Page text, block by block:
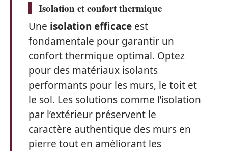
Isolation et confort thermique
Une isolation efficace est
fondamentale pour garantir un
confort thermique optimal. Optez
pour des matériaux isolants
performants pour les murs, le toit et
le sol. Les solutions comme l’isolation
par l’extérieur préservent le
caractère authentique des murs en
pierre tout en améliorant les